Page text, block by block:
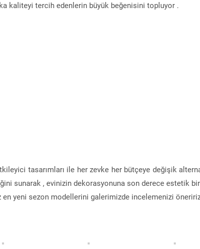
kaliteyi tercih edenlerin büyük beğenisini topluyor .
tasarımları ile her zevke her bütçeye değişik
sunarak , evinizin dekorasyonuna son derece estetik
en yeni sezon modellerini galerimizde incelemenizi